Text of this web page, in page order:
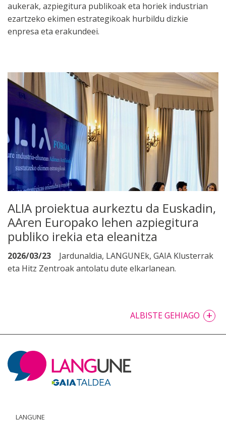
aukerak, azpiegitura publikoak eta horiek industrian
ezartzeko ekimen estrategikoak hurbildu dizkie
enpresa eta erakundeei.
ALIA proiektua aurkeztu da Euskadin,
AAren Europako lehen azpiegitura
publiko irekia eta eleanitza
2026/03/23
Jardunaldia, LANGUNEk, GAIA Klusterrak
eta Hitz Zentroak antolatu dute elkarlanean.
ALBISTE GEHIAGO +
LANGUNE